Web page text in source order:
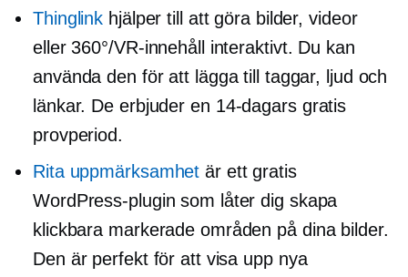
Thinglink hjälper till att göra bilder, videor
eller 360°/VR-innehåll interaktivt. Du kan
använda den för att lägga till taggar, ljud och
länkar. De erbjuder en 14-dagarsgratis
provperiod.
Rita uppmärksamhet är ett gratis
WordPress-plugin som låter dig skapa
klickbara markerade områden på dina bilder.
Den är perfekt för att visa upp nya